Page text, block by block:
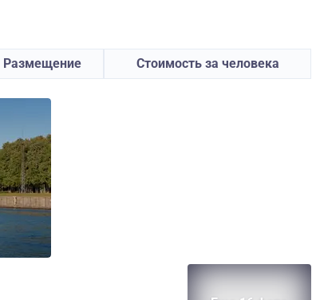
Размещение Стоимость за человека